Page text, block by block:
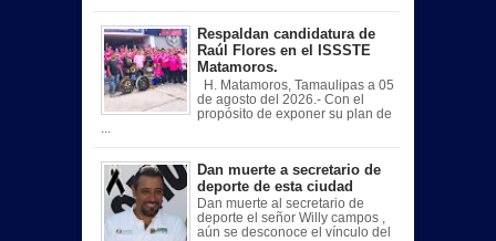
Respaldan candidatura de
Raúl Flores en el ISSSTE
Matamoros.
H. Matamoros, Tamaulipas a 05
de agosto del 2026.- Con el
propósito de exponer su plan de
Dan muerte a secretario de
deporte de esta ciudad
Dan muerte al secretario de
deporte el señor Willy campos ,
aún se desconoce el vínculo del